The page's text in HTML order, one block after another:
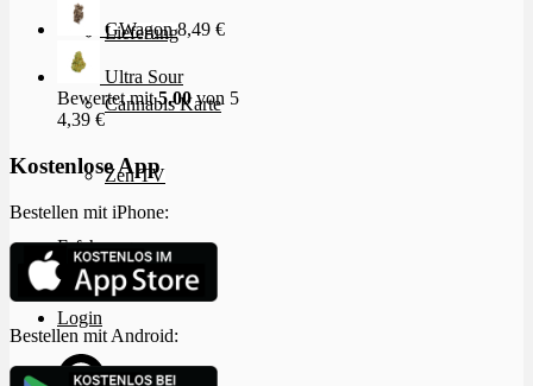
Lieferung
Cannabis Karte
Zen TV
Erfahrungen
Login
GWagon 8,49 €
Ultra Sour
Bewertet mit5.00von 5
4,39 €
Kostenlose App
Bestellen mit iPhone:
Bestellen mit Android: